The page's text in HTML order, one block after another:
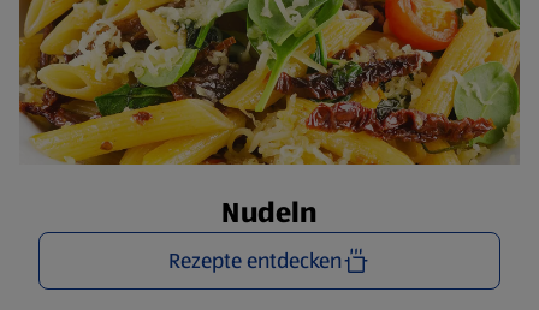
Nudeln
Rezepte entdecken